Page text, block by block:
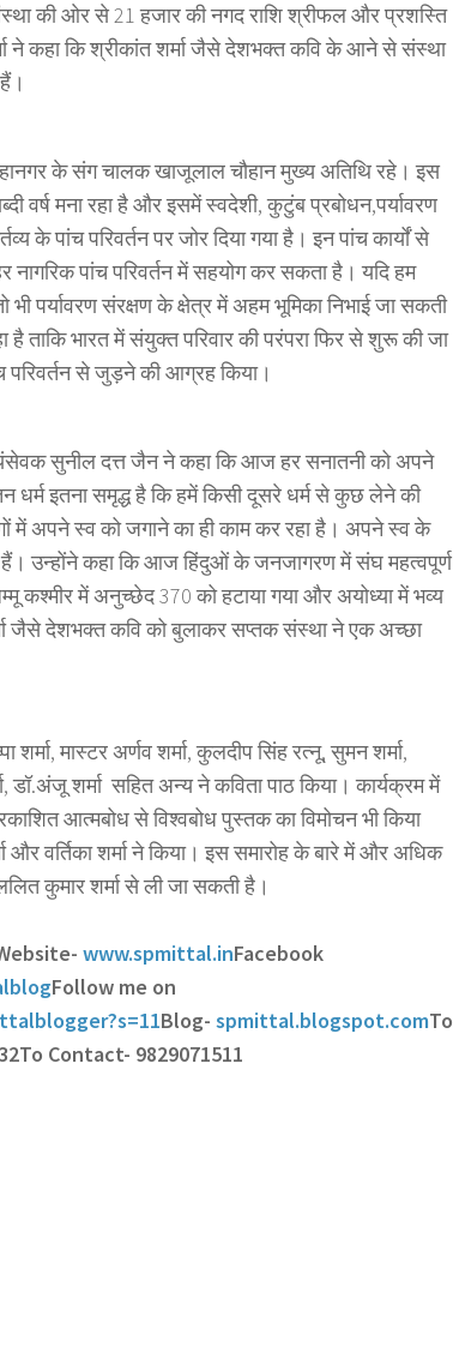
की ओर से 21 हजार की नगद राशि श्रीफल और प्रशस्ति
ने कहा कि श्रीकांत शर्मा जैसे देशभक्त कवि के आने से संस्था
के संग चालक खाजूलाल चौहान मुख्य अतिथि रहे। इस
वर्ष मना रहा है और इसमें स्वदेशी, कुटुंब प्रबोधन,पर्यावरण
के पांच परिवर्तन पर जोर दिया गया है। इन पांच कार्यों से
पांच परिवर्तन में सहयोग कर सकता है। यदि हम
पर्यावरण संरक्षण के क्षेत्र में अहम भूमिका निभाई जा सकती
ताकि भारत में संयुक्त परिवार की परंपरा फिर से शुरू की जा
परिवर्तन से जुड़ने की आग्रह किया।
सुनील दत्त जैन ने कहा कि आज हर सनातनी को अपने
धर्म इतना समृद्ध है कि हमें किसी दूसरे धर्म से कुछ लेने की
में अपने स्व को जगाने का ही काम कर रहा है। अपने स्व के
उन्होंने कहा कि आज हिंदुओं के जनजागरण में संघ महत्वपूर्ण
कश्मीर में अनुच्छेद 370 को हटाया गया और अयोध्या में भव्य
जैसे देशभक्त कवि को बुलाकर सप्तक संस्था ने एक अच्छा
मास्टर अर्णव शर्मा, कुलदीप सिंह रत्नू, सुमन शर्मा,
डॉ.अंजू शर्मा सहित अन्य ने कविता पाठ किया। कार्यक्रम में
आत्मबोध से विश्वबोध पुस्तक का विमोचन भी किया
और वर्तिका शर्मा ने किया। इस समारोह के बारे में और अधिक
कुमार शर्मा से ली जा सकती है।
www.spmittal.inFacebook
Follow me on
Blog- spmittal.blogspot.comTo
To Contact- 9829071511